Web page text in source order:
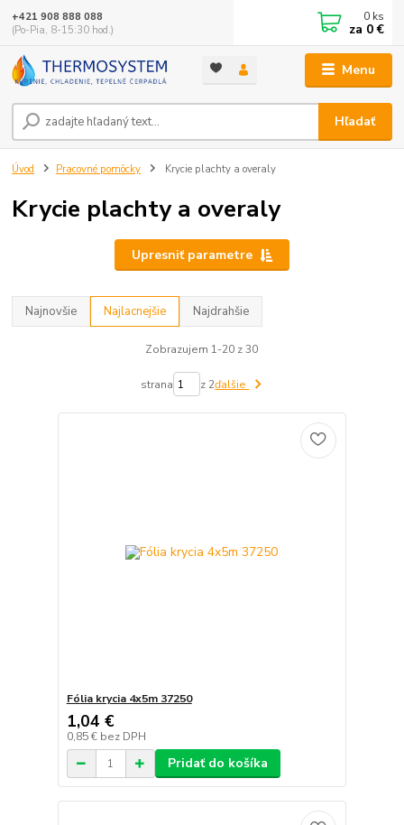
Menu
Hľadať
+421 908 888 088
(Po-Pia, 8-15:30 hod.)
0 ks
za 0 €
Úvod Pracovné pomôcky Krycie plachty a overaly
Krycie plachty a overaly
Upresniť parametre
Najnovšie Najlacnejšie Najdrahšie
Zobrazujem 1-20 z 30
strana z 2ďalšie
Fólia krycia 4x5m 37250
1,04 €
0,85 € bez DPH
Pridať do košíka